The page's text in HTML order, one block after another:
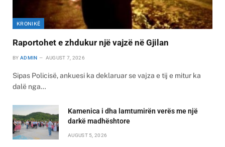
KRONIKË
Raportohet e zhdukur një vajzë në Gjilan
BY ADMIN AUGUST 7, 2026
Sipas Policisë, ankuesi ka deklaruar se vajza e tij e mitur ka
dalë nga…
Kamenica i dha lamtumirën verës me një
darkë madhështore
AUGUST 5, 2026